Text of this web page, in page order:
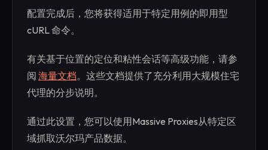
配置完成后，您将获得适用于特定用例的即用型
cURL 命令。
有关基于位置的定位和粘性会话等高级功能，请参
阅 海量文档。这些文档提供了充分利用大规模住宅
代理的分步说明。
通过此设置，您可以使用Massive Proxies从特定区
域抓取沃尔玛产品数据。